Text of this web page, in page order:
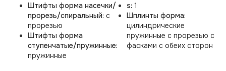
Штифты форма насечки/
прорезь/спиральный: с
прорезью
Штифты форма
ступенчатые/пружинные:
пружинные
s: 1
Шплинты форма:
цилиндрические
пружинные с прорезью с
фасками с обеих сторон